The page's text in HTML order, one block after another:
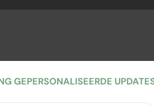
GEPERSONALISEERDE